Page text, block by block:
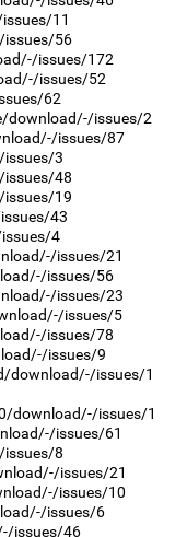
11
56
issues/172
issues/52
62
download/-/issues/2
issues/87
3
48
19
43
4
issues/21
issues/56
issues/23
issues/5
issues/78
issues/9
download/-/issues/1
download/-/issues/1
issues/61
8
issues/21
issues/10
issues/6
issues/46